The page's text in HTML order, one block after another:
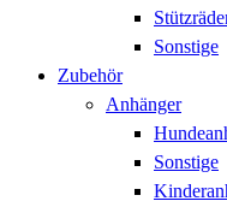
Sonstige
Zubehör
Anhänger
Sonstige